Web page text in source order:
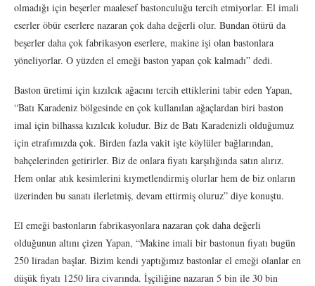
olmadığı için beşerler maalesef bastonculuğu tercih etmiyorlar. El imali
eserler öbür eserlere nazaran çok daha değerli olur. Bundan ötürü da
beşerler daha çok fabrikasyon eserlere, makine işi olan bastonlara
yöneliyorlar. O yüzden el emeği baston yapan çok kalmadı” dedi.
Baston üretimi için kızılcık ağacını tercih ettiklerini tabir eden Yapan,
“Batı Karadeniz bölgesinde en çok kullanılan ağaçlardan biri baston
imal için bilhassa kızılcık koludur. Biz de Batı Karadenizli olduğumuz
için etrafımızda çok. Birden fazla vakit işte köylüler bağlarından,
bahçelerinden getirirler. Biz de onlara fiyatı karşılığında satın alırız.
Hem onlar atık kesimlerini kıymetlendirmiş olurlar hem de biz onların
üzerinden bu sanatı ilerletmiş, devam ettirmiş oluruz” diye konuştu.
El emeği bastonların fabrikasyonlara nazaran çok daha değerli
olduğunun altını çizen Yapan, “Makine imali bir bastonun fiyatı bugün
250 liradan başlar. Bizim kendi yaptığımız bastonlar el emeği olanlar en
düşük fiyatı 1250 lira civarında. İşçiliğine nazaran 5 bin ile 30 bin